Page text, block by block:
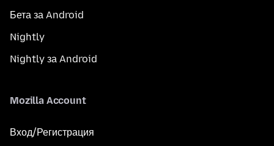
Бета за Android
Nightly
Nightly за Android
Mozilla Account
Вход/Регистрация